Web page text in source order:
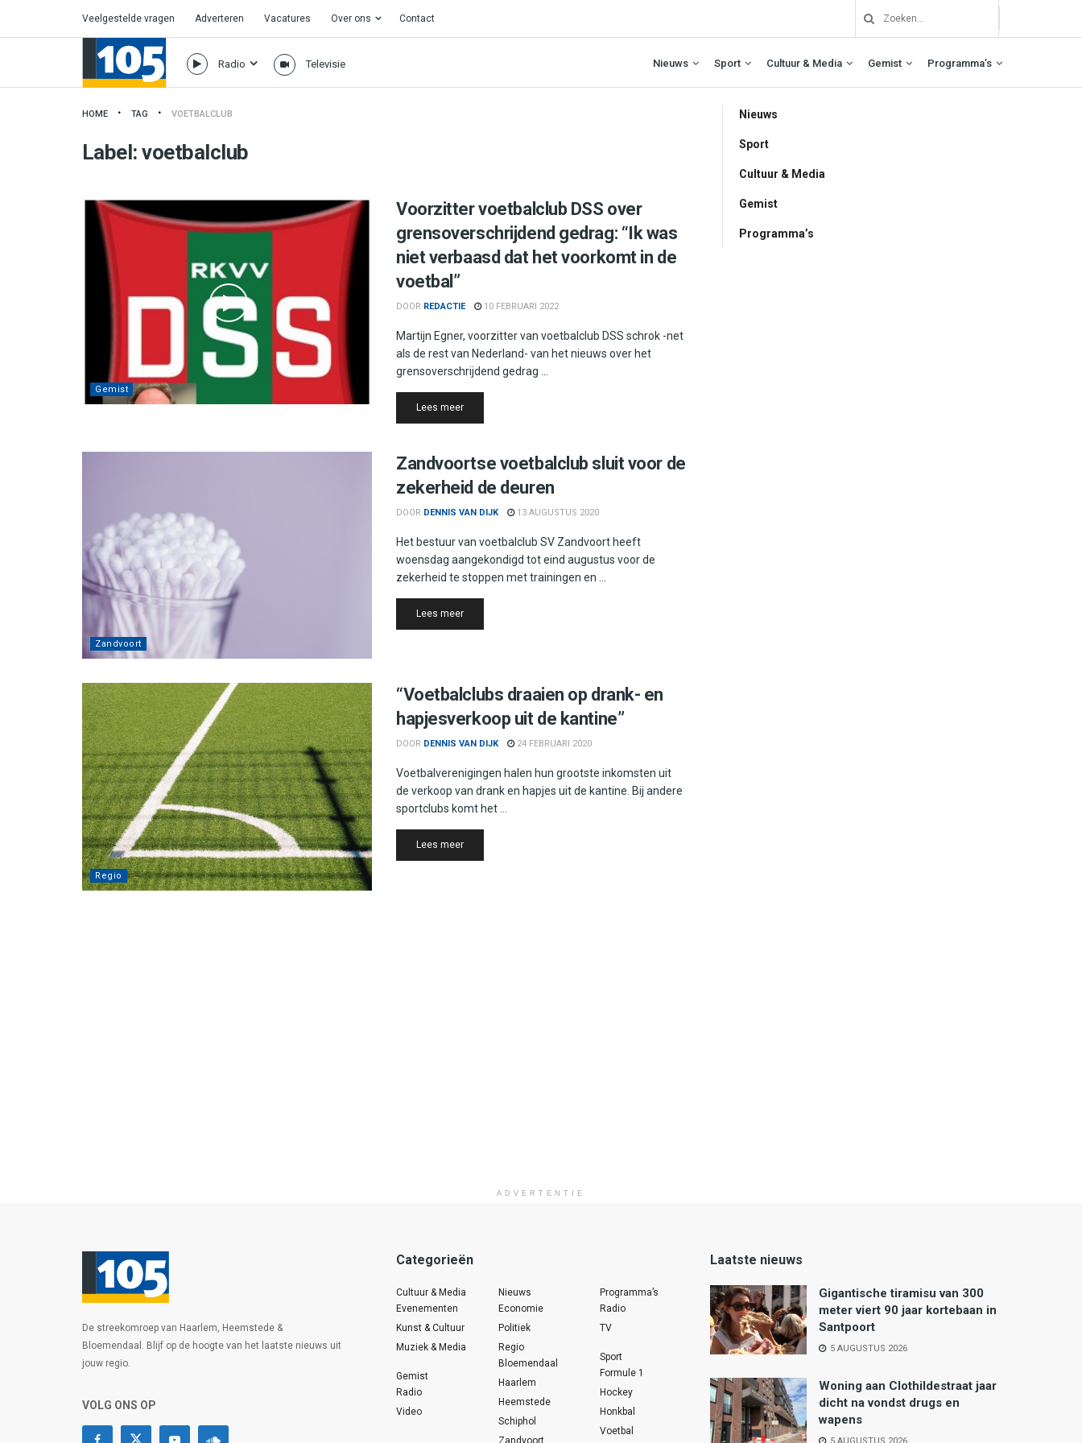
Veelgestelde vragen Adverteren Vacatures Over ons Contact
Radio Televisie Nieuws Sport Cultuur & Media Gemist Programma’s
HOME TAG VOETBALCLUB
Label:voetbalclub
Gemist
Voorzitter voetbalclub DSS over
grensoverschrijdend gedrag: “Ik was
niet verbaasd dat het voorkomt in de
voetbal”
DOOR REDACTIE 10 FEBRUARI 2022
Martijn Egner, voorzitter van voetbalclub DSS schrok -net
als de rest van Nederland- van het nieuws over het
grensoverschrijdend gedrag ...
Lees meerDetails
Zandvoort
Zandvoortse voetbalclub sluit voor de
zekerheid de deuren
DOOR DENNIS VAN DIJK 13 AUGUSTUS 2020
Het bestuur van voetbalclub SV Zandvoort heeft
woensdag aangekondigd tot eind augustus voor de
zekerheid te stoppen met trainingen en ...
Lees meerDetails
Regio
“Voetbalclubs draaien op drank- en
hapjesverkoop uit de kantine”
DOOR DENNIS VAN DIJK 24 FEBRUARI 2020
Voetbalverenigingen halen hun grootste inkomsten uit
de verkoop van drank en hapjes uit de kantine. Bij andere
sportclubs komt het ...
Lees meerDetails
Nieuws
Sport
Cultuur & Media
Gemist
Programma’s
ADVERTENTIE
De streekomroep van Haarlem, Heemstede &
Bloemendaal. Blijf op de hoogte van het laatste nieuws uit
jouw regio.
VOLG ONS OP
Categorieën
Cultuur & Media
Evenementen
Kunst & Cultuur
Muziek & Media
Gemist
Radio
Video
Nieuws
Economie
Politiek
Regio
Bloemendaal
Haarlem
Heemstede
Schiphol
Zandvoort
Programma’s
Radio
TV
Sport
Formule 1
Hockey
Honkbal
Voetbal
Laatste nieuws
Gigantische tiramisu van 300
meter viert 90 jaar kortebaan in
Santpoort
5 AUGUSTUS 2026
Woning aan Clothildestraat jaar
dicht na vondst drugs en
wapens
5 AUGUSTUS 2026